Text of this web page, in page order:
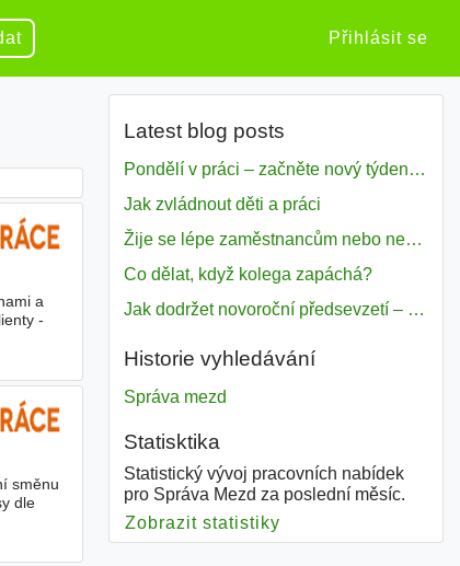
Přihlásit se
a
-
směnu
dle
Latest blog posts
Pondělí v práci – začněte nový týden s motivací
Jak zvládnout děti a práci
Žije se lépe zaměstnancům nebo nezavislým pracovníkům
Co dělat, když kolega zapáchá?
Jak dodržet novoroční předsevzetí – naše tipy pro dobrý začátek roku 2018
Historie vyhledávání
Správa mezd
Statisktika
Statistický vývoj pracovních nabídek
pro Správa Mezd za poslední měsíc.
Zobrazit statistiky